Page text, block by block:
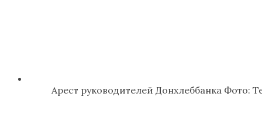
Арест руководителей Донхлеббанка Фото: